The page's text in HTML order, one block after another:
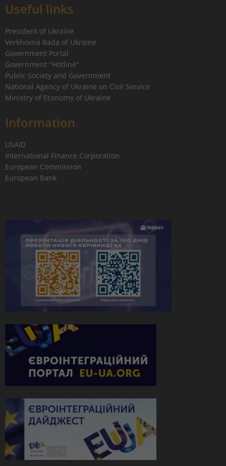
Useful links
President of Ukraine
Verkhovna Rada of Ukraine
Government Portal
Government "Hotline"
Public Society and Government
National Agency of Ukraine on Civil Service
Ministry of Economy of Ukraine
Information
USAID
International Finance Corporation
European Commission
European Bank